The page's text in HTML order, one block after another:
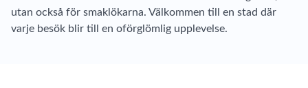
utan också för smaklökarna. Välkommen till en stad där
varje besök blir till en oförglömlig upplevelse.